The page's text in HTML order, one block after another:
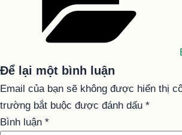
Để lại một bình luận
Email của bạn sẽ không được hiển thị
trường bắt buộc được đánh dấu *
Bình luận *